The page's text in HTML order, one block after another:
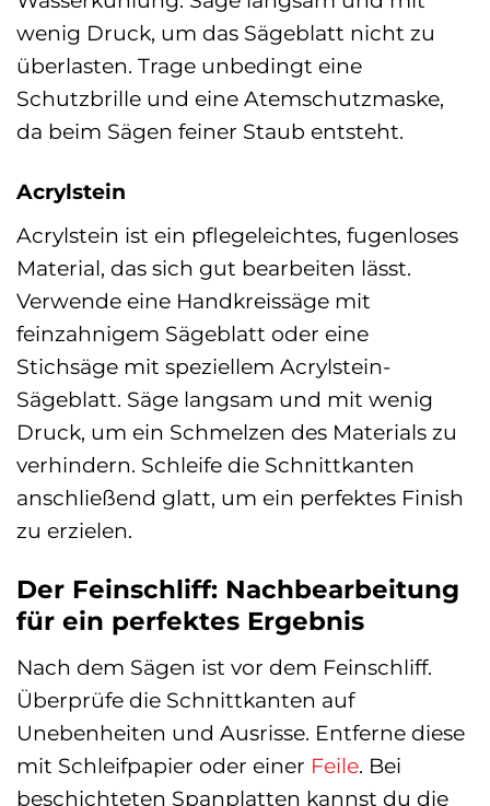
wenig Druck, um das Sägeblatt nicht zu
überlasten. Trage unbedingt eine
Schutzbrille und eine Atemschutzmaske,
da beim Sägen feiner Staub entsteht.
Acrylstein
Acrylstein ist ein pflegeleichtes, fugenloses
Material, das sich gut bearbeiten lässt.
Verwende eine Handkreissäge mit
feinzahnigem Sägeblatt oder eine
Stichsäge mit speziellem Acrylstein-
Sägeblatt. Säge langsam und mit wenig
Druck, um ein Schmelzen des Materials zu
verhindern. Schleife die Schnittkanten
anschließend glatt, um ein perfektes Finish
zu erzielen.
Der Feinschliff: Nachbearbeitung
für ein perfektes Ergebnis
Nach dem Sägen ist vor dem Feinschliff.
Überprüfe die Schnittkanten auf
Unebenheiten und Ausrisse. Entferne diese
mit Schleifpapier oder einer Feile. Bei
beschichteten Spanplatten kannst du die